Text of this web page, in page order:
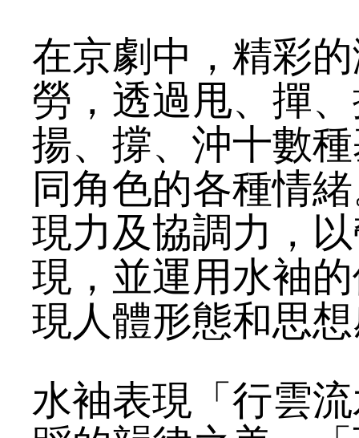
在京劇中，精彩
勞，透過甩、撣
揚、撐、沖十數
同角色的各種情
現力及協調力，
現，並運用水袖
現人體形態和思
水袖表現「行雲